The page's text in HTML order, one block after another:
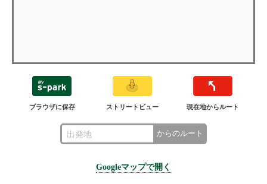
ブラウザに保存 ストリートビュー 現在地からルート
からのルート
Googleマップで開く